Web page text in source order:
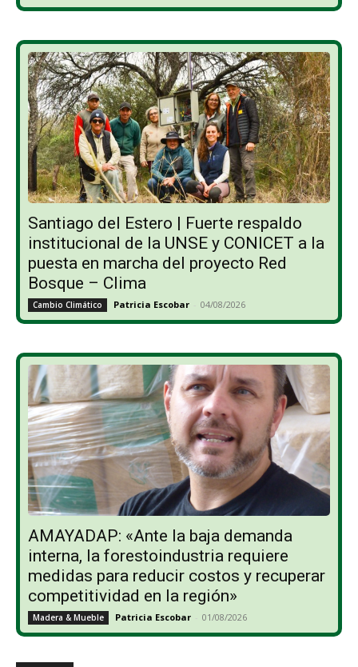
Santiago del Estero | Fuerte respaldo
institucional de la UNSE y CONICET a la
puesta en marcha del proyecto Red
Bosque – Clima
Cambio Climático Patricia Escobar - 04/08/2026
AMAYADAP: «Ante la baja demanda
interna, la forestoindustria requiere
medidas para reducir costos y recuperar
competitividad en la región»
Madera & Mueble Patricia Escobar - 01/08/2026